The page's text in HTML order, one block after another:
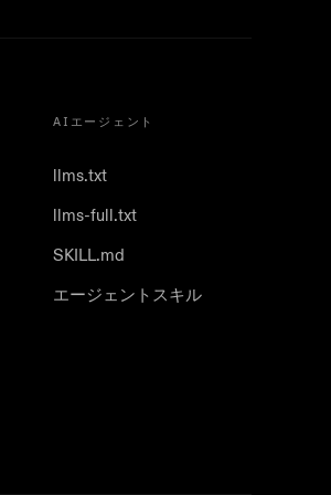
AIエージェント
llms.txt
llms-full.txt
SKILL.md
エージェントスキル